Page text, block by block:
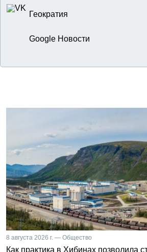
Геократия
Google Новости
8 августа 2026 г. — Общество
Как практика в Хибинах позволила